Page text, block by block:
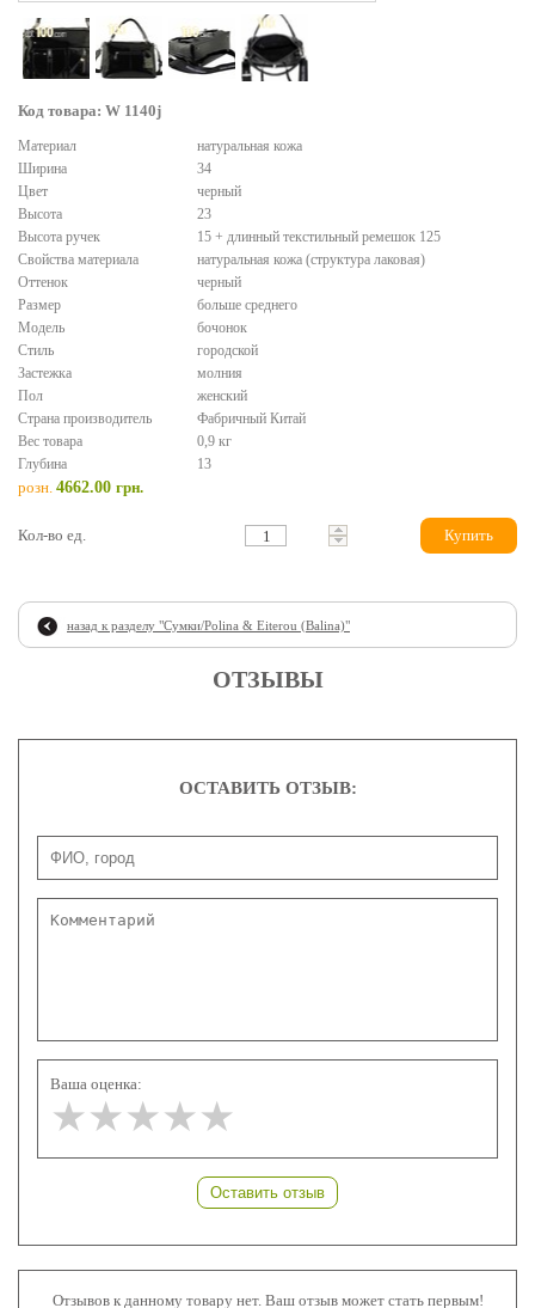
Код товара: W 1140j
Материал
натуральная кожа
Ширина
34
Цвет
черный
Высота
23
Высота ручек
15 + длинный текстильный ремешок 125
Свойства материала
натуральная кожа (структура лаковая)
Оттенок
черный
Размер
больше среднего
Модель
бочонок
Стиль
городской
Застежка
молния
Пол
женский
Страна производитель
Фабричный Китай
Вес товара
0,9 кг
Глубина
13
розн. 4662.00 грн.
Кол-во ед. Купить
назад к разделу "Сумки/Polina & Eiterou (Balina)"
ОТЗЫВЫ
ОСТАВИТЬ ОТЗЫВ:
Ваша оценка:
★★★★★
★★★★★
★★★★★
Оставить отзыв
Отзывов к данному товару нет. Ваш отзыв может стать первым!